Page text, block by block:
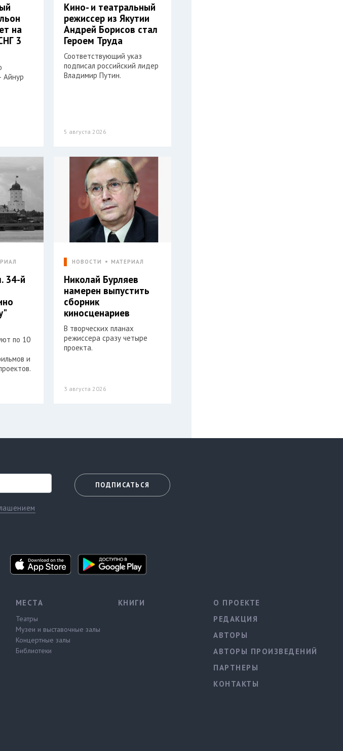
на
3
Айнур
Кино- и театральный
режиссер из Якутии
Андрей Борисов стал
Героем Труда
Соответствующий указ
подписал российский лидер
Владимир Путин.
5 августа 2026
34-й
по 10
и
НОВОСТИ МАТЕРИАЛ
Николай Бурляев
намерен выпустить
сборник
киносценариев
В творческих планах
режиссера сразу четыре
проекта.
3 августа 2026
ПОДПИСАТЬСЯ
МЕСТА
Театры
Музеи и выставочные залы
Концертные залы
Библиотеки
КНИГИ
О ПРОЕКТЕ
РЕДАКЦИЯ
АВТОРЫ
АВТОРЫ ПРОИЗВЕДЕНИЙ
ПАРТНЕРЫ
КОНТАКТЫ